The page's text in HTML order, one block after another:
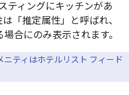
ティングにキッチンがあ
「推定属性」と呼ばれ、
合にのみ表示されます。
ニティはホテルリスト フィード